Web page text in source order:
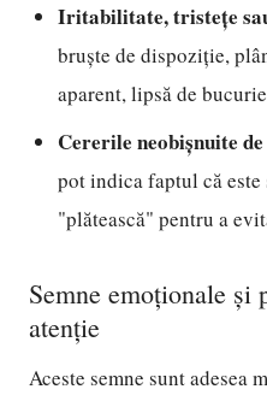
Iritabilitate, tristețe
bruște de dispoziție,
aparent, lipsă de
Cererile neobișnuite
pot indica faptul că este
"plătească" pentru a
Semne emoționale și
atenție
Aceste semne sunt